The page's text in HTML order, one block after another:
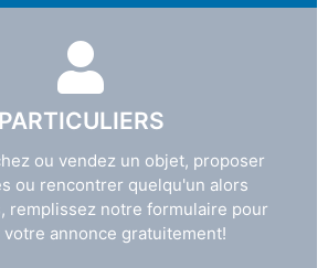
PARTICULIERS
ou vendez un objet, proposer
ou rencontrer quelqu'un alors
remplissez notre formulaire pour
votre annonce gratuitement!